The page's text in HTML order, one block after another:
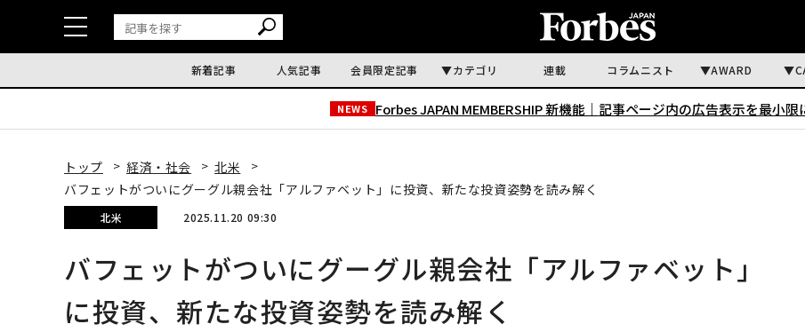
新着記事 人気記事 会員限定記事 カテゴリ 連載 コラムニスト AWARD
NEWS Forbes JAPAN MEMBERSHIP 新機能｜ 記事ページ内の広告表示を最小限
トップ 経済・社会
北米
バフェットがついにグーグル親会社「アルファベット」に投資、新たな投資姿勢を読み解く
北米 2025.11.20 09:30
バフェットがついにグーグル親会社「アルファベット」
に投資、新たな投資姿勢を読み解く